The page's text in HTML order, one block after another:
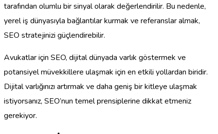
tarafından olumlu bir sinyal olarak değerlendirilir. Bu nedenle,
yerel iş dünyasıyla bağlantılar kurmak ve referanslar almak,
SEO stratejinizi güçlendirebilir.
Avukatlar için SEO, dijital dünyada varlık göstermek ve
potansiyel müvekkillere ulaşmak için en etkili yollardan biridir.
Dijital varlığınızı artırmak ve daha geniş bir kitleye ulaşmak
istiyorsanız, SEO’nun temel prensiplerine dikkat etmeniz
gerekiyor.